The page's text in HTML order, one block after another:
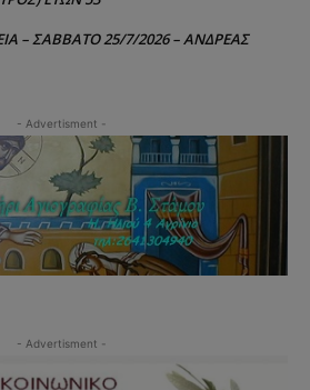
– ΣΑΒΒΑΤΟ 25/7/2026 – ΑΝΔΡΕΑΣ
- Advertisment -
- Advertisment -